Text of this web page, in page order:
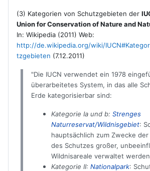
(3) Kategorien von Schutzgebieten der
Union for Conservation of Nature and
In: Wikipedia (2011) Web:
http://de.wikipedia.org/wiki/
tzgebieten (7.12.2011)
"Die IUCN verwendet ein 1978
überarbeitetes System, in das alle
Erde kategorisierbar sind:
Kategorie Ia und b: Strenges
Naturreservat/Wildnisgebiet:
hauptsächlich zum Zwecke
des Schutzes großer,
Wildnisareale verwaltet
Kategorie II: Nationalpark: